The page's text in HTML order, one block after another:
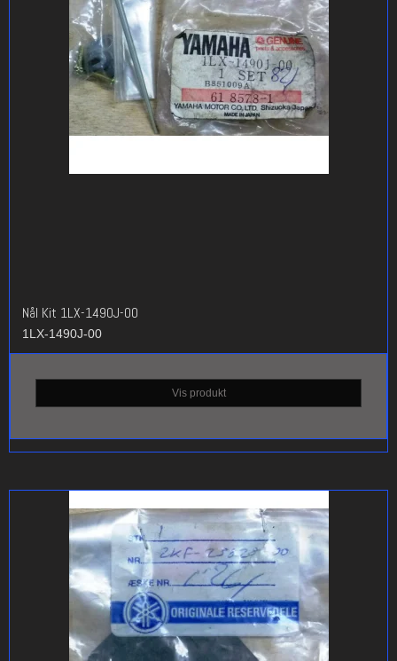
Nål Kit 1LX-1490J-00
1LX-1490J-00
Vis produkt